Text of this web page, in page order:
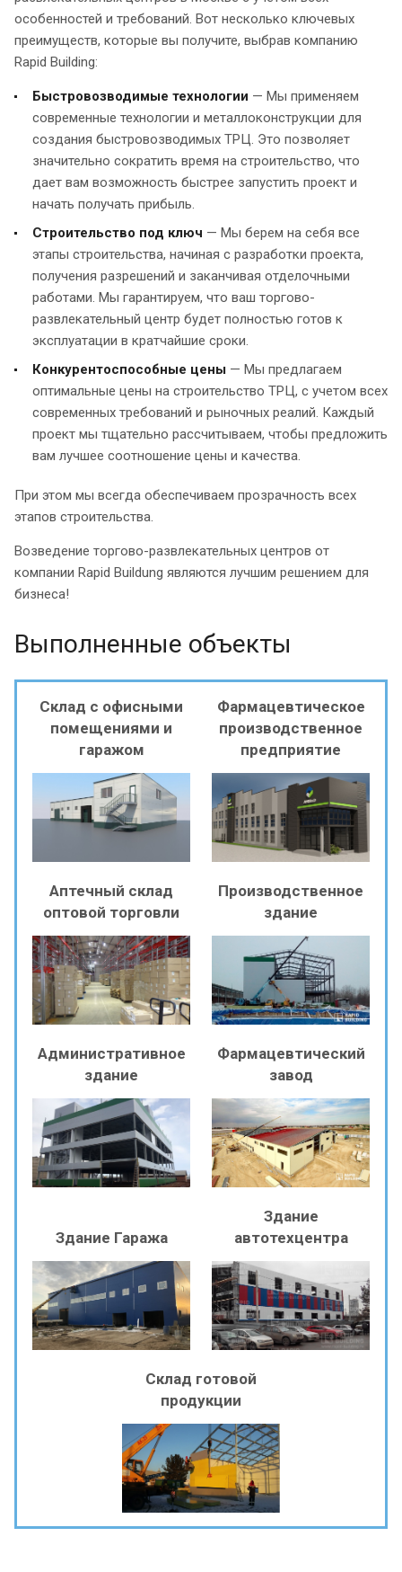
особенностей и требований. Вот несколько ключевых
преимуществ, которые вы получите, выбрав компанию
Rapid Building:
Быстровозводимые технологии — Мы применяем
современные технологии и металлоконструкции для
создания быстровозводимых ТРЦ. Это позволяет
значительно сократить время на строительство, что
дает вам возможность быстрее запустить проект и
начать получать прибыль.
Строительство под ключ — Мы берем на себя все
этапы строительства, начиная с разработки проекта,
получения разрешений и заканчивая отделочными
работами. Мы гарантируем, что ваш торгово-
развлекательный центр будет полностью готов к
эксплуатации в кратчайшие сроки.
Конкурентоспособные цены — Мы предлагаем
оптимальные цены на строительство ТРЦ, с учетом всех
современных требований и рыночных реалий. Каждый
проект мы тщательно рассчитываем, чтобы предложить
вам лучшее соотношение цены и качества.
При этом мы всегда обеспечиваем прозрачность всех
этапов строительства.
Возведение торгово-развлекательных центров от
компании Rapid Buildung являются лучшим решением для
бизнеса!
Выполненные объекты
Склад с офисными
помещениями и
гаражом
Фармацевтическое
производственное
предприятие
Аптечный склад
оптовой торговли
Производственное
здание
Административное
здание
Фармацевтический
завод
Здание Гаража
Здание
автотехцентра
Склад готовой
продукции